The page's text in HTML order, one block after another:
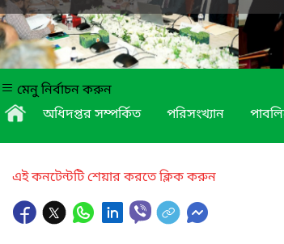
মেনু নির্বাচন করুন
অধিদপ্তর সম্পর্কিত
পরিসংখ্যান
এই কনটেন্টটি শেয়ার করতে ক্লিক করুন